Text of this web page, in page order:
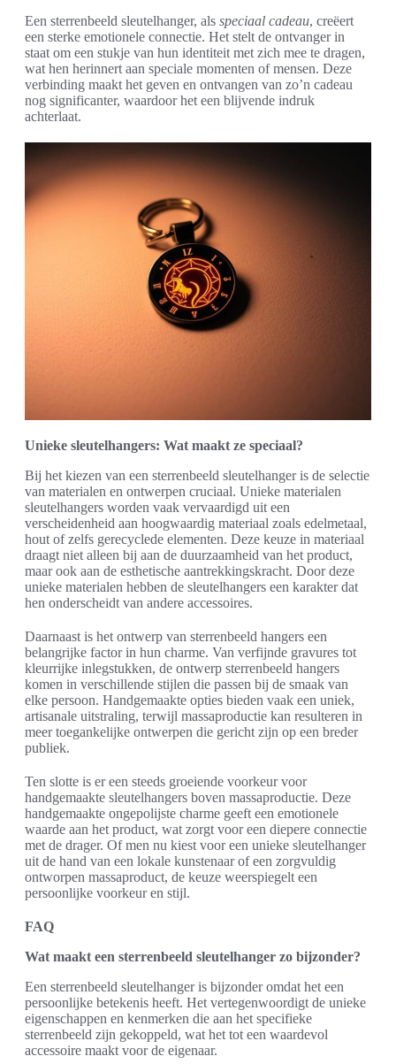
Een sterrenbeeld sleutelhanger, als speciaal cadeau, creëert
een sterke emotionele connectie. Het stelt de ontvanger in
staat om een stukje van hun identiteit met zich mee te dragen,
wat hen herinnert aan speciale momenten of mensen. Deze
verbinding maakt het geven en ontvangen van zo’n cadeau
nog significanter, waardoor het een blijvende indruk
achterlaat.
Unieke sleutelhangers: Wat maakt ze speciaal?
Bij het kiezen van een sterrenbeeld sleutelhanger is de selectie
van materialen en ontwerpen cruciaal. Unieke materialen
sleutelhangers worden vaak vervaardigd uit een
verscheidenheid aan hoogwaardig materiaal zoals edelmetaal,
hout of zelfs gerecyclede elementen. Deze keuze in materiaal
draagt niet alleen bij aan de duurzaamheid van het product,
maar ook aan de esthetische aantrekkingskracht. Door deze
unieke materialen hebben de sleutelhangers een karakter dat
hen onderscheidt van andere accessoires.
Daarnaast is het ontwerp van sterrenbeeld hangers een
belangrijke factor in hun charme. Van verfijnde gravures tot
kleurrijke inlegstukken, de ontwerp sterrenbeeld hangers
komen in verschillende stijlen die passen bij de smaak van
elke persoon. Handgemaakte opties bieden vaak een uniek,
artisanale uitstraling, terwijl massaproductie kan resulteren in
meer toegankelijke ontwerpen die gericht zijn op een breder
publiek.
Ten slotte is er een steeds groeiende voorkeur voor
handgemaakte sleutelhangers boven massaproductie. Deze
handgemaakte ongepolijste charme geeft een emotionele
waarde aan het product, wat zorgt voor een diepere connectie
met de drager. Of men nu kiest voor een unieke sleutelhanger
uit de hand van een lokale kunstenaar of een zorgvuldig
ontworpen massaproduct, de keuze weerspiegelt een
persoonlijke voorkeur en stijl.
FAQ
Wat maakt een sterrenbeeld sleutelhanger zo bijzonder?
Een sterrenbeeld sleutelhanger is bijzonder omdat het een
persoonlijke betekenis heeft. Het vertegenwoordigt de unieke
eigenschappen en kenmerken die aan het specifieke
sterrenbeeld zijn gekoppeld, wat het tot een waardevol
accessoire maakt voor de eigenaar.